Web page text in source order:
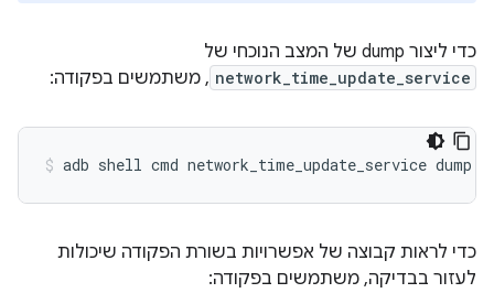
כדי ליצור dump של המצב הנוכחי של
network_time_update_service , משתמשים בפקודה:
adb shell cmd network_time_update_service dump
כדי לראות קבוצה של אפשרויות בשורת הפקודה שיכולות
לעזור בבדיקה, משתמשים בפקודה: